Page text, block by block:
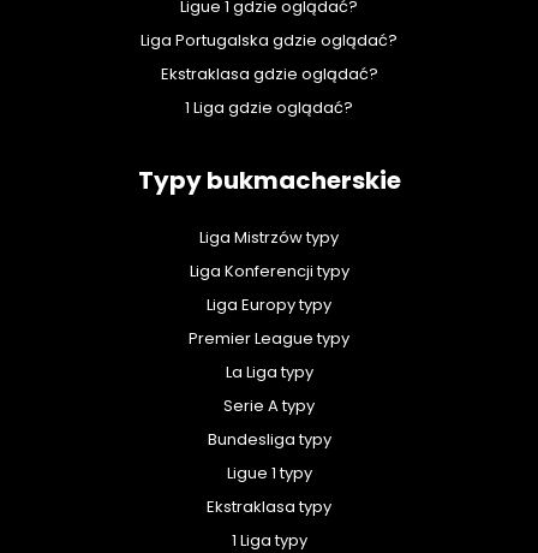
Ligue 1 gdzie oglądać?
Liga Portugalska gdzie oglądać?
Ekstraklasa gdzie oglądać?
1 Liga gdzie oglądać?
Typy bukmacherskie
Liga Mistrzów typy
Liga Konferencji typy
Liga Europy typy
Premier League typy
La Liga typy
Serie A typy
Bundesliga typy
Ligue 1 typy
Ekstraklasa typy
1 Liga typy